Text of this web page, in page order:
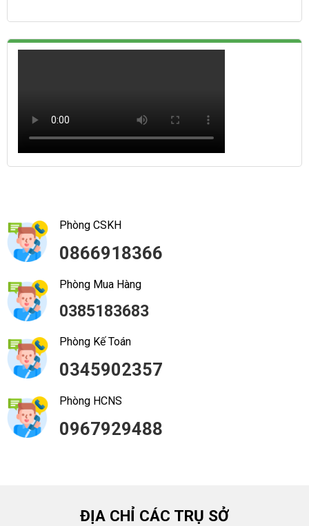
Phòng CSKH
0866918366
Phòng Mua Hàng
0385183683
Phòng Kế Toán
0345902357
Phòng HCNS
0967929488
ĐỊA CHỈ CÁC TRỤ SỞ